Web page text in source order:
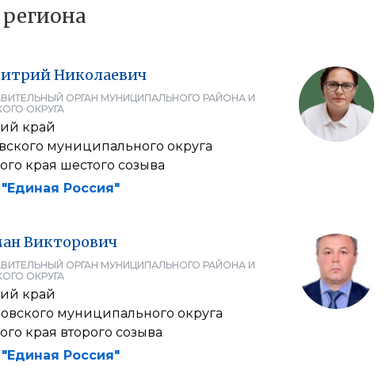
Николаевич
ОРГАН МУНИЦИПАЛЬНОГО РАЙОНА И
ОКРУГА
край
муниципального округа
края шестого созыва
Россия"
Викторович
ОРГАН МУНИЦИПАЛЬНОГО РАЙОНА И
ОКРУГА
край
муниципального округа
края второго созыва
Россия"